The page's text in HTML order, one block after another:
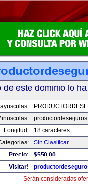
de este dominio lo
Longitud:
18 caracteres
Sin Clasificar
Precio:
$550.00
Visitar!
Serán consideradas